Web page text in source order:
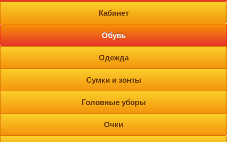
Кабинет
Обувь
Одежда
Сумки и зонты
Головные уборы
Очки